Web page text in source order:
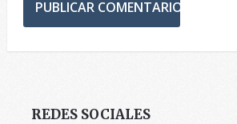
REDES SOCIALES